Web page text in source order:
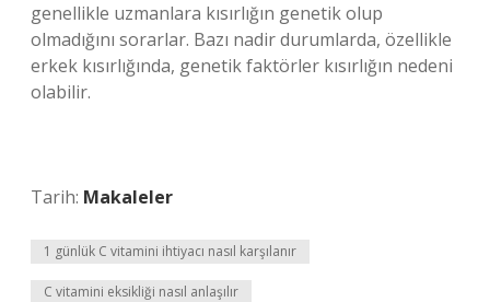
genellikle uzmanlara kısırlığın genetik olup
olmadığını sorarlar. Bazı nadir durumlarda, özellikle
erkek kısırlığında, genetik faktörler kısırlığın nedeni
olabilir.
Tarih: Makaleler
1 günlük C vitamini ihtiyacı nasıl karşılanır
C vitamini eksikliği nasıl anlaşılır